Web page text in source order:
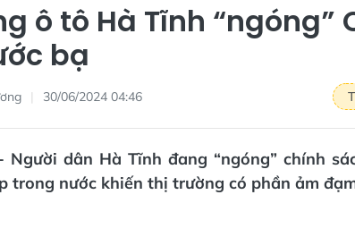
ô tô Hà Tĩnh “ngóng”
bạ
30/06/2024 04:46
Người dân Hà Tĩnh đang “ngóng” chính
trong nước khiến thị trường có phần ảm